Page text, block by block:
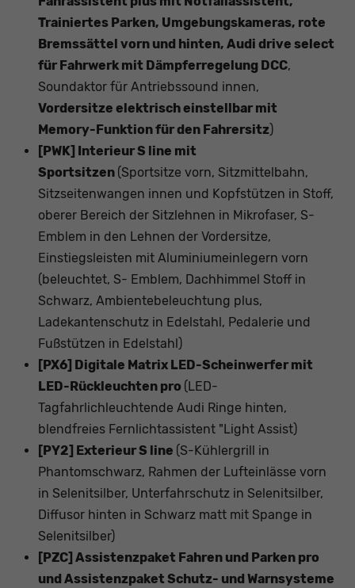
Trainiertes Parken, Umgebungskameras, rote
Bremssättel vorn und hinten, Audi drive select
für Fahrwerk mit Dämpferregelung DCC,
Soundaktor für Antriebssound innen,
Vordersitze elektrisch einstellbar mit
Memory-Funktion für den Fahrersitz)
[PWK] Interieur S line mit
Sportsitzen (Sportsitze vorn, Sitzmittelbahn,
Sitzseitenwangen innen und Kopfstützen in Stoff,
oberer Bereich der Sitzlehnen in Mikrofaser, S-
Emblem in den Lehnen der Vordersitze,
Einstiegsleisten mit Aluminiumeinlegern vorn
(beleuchtet, S- Emblem, Dachhimmel Stoff in
Schwarz, Ambientebeleuchtung plus,
Ladekantenschutz in Edelstahl, Pedalerie und
Fußstützen in Edelstahl)
[PX6] Digitale Matrix LED-Scheinwerfer mit
LED-Rückleuchten pro (LED-
Tagfahrlichleuchtende Audi Ringe hinten,
blendfreies Fernlichtassistent "Light Assist)
[PY2] Exterieur S line (S-Kühlergrill in
Phantomschwarz, Rahmen der Lufteinlässe vorn
in Selenitsilber, Unterfahrschutz in Selenitsilber,
Diffusor hinten in Schwarz matt mit Spange in
Selenitsilber)
[PZC] Assistenzpaket Fahren und Parken pro
und Assistenzpaket Schutz- und Warnsysteme